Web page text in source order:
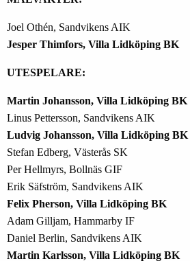
Joel Othén, Sandvikens AIK
Jesper Thimfors, Villa Lidköping BK
UTESPELARE:
Martin Johansson, Villa Lidköping BK
Linus Pettersson, Sandvikens AIK
Ludvig Johansson, Villa Lidköping BK
Stefan Edberg, Västerås SK
Per Hellmyrs, Bollnäs GIF
Erik Säfström, Sandvikens AIK
Felix Pherson, Villa Lidköping BK
Adam Gilljam, Hammarby IF
Daniel Berlin, Sandvikens AIK
Martin Karlsson, Villa Lidköping BK